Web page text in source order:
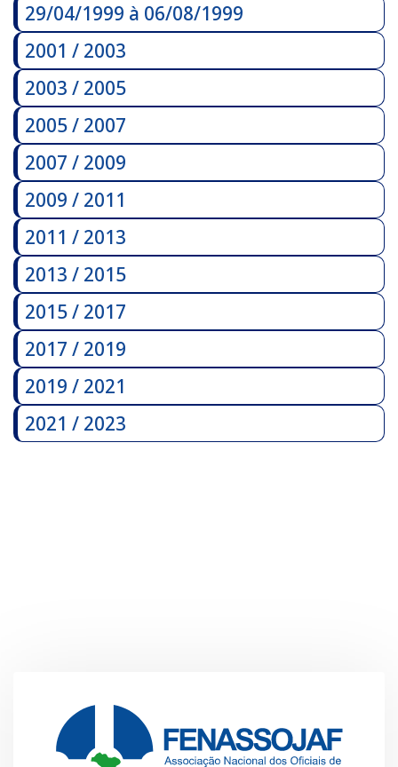
29/04/1999 à 06/08/1999
2001 / 2003
2003 / 2005
2005 / 2007
2007 / 2009
2009 / 2011
2011 / 2013
2013 / 2015
2015 / 2017
2017 / 2019
2019 / 2021
2021 / 2023